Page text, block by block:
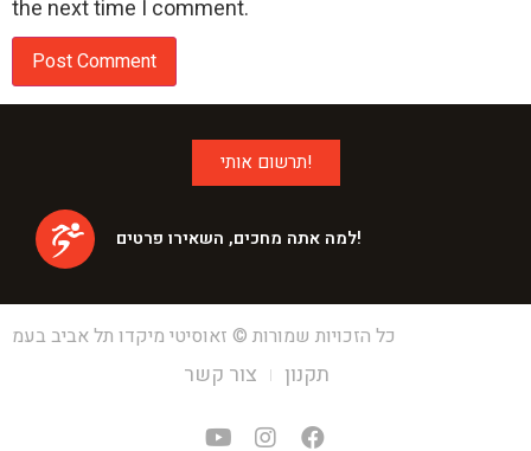
the next time I comment.
תרשום אותי!
למה אתה מחכים, השאירו פרטים!
כל הזכויות שמורות © זאוסיטי מיקדו תל אביב בעמ
צור קשר תקנון